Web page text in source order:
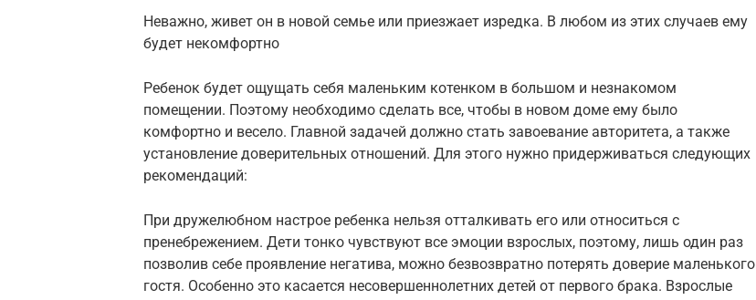
Неважно, живет он в новой семье или приезжает изредка. В любом из этих случаев ему
будет некомфортно
Ребенок будет ощущать себя маленьким котенком в большом и незнакомом
помещении. Поэтому необходимо сделать все, чтобы в новом доме ему было
комфортно и весело. Главной задачей должно стать завоевание авторитета, а также
установление доверительных отношений. Для этого нужно придерживаться следующих
рекомендаций:
При дружелюбном настрое ребенка нельзя отталкивать его или относиться с
пренебрежением. Дети тонко чувствуют все эмоции взрослых, поэтому, лишь один раз
позволив себе проявление негатива, можно безвозвратно потерять доверие маленького
гостя. Особенно это касается несовершеннолетних детей от первого брака. Взрослые